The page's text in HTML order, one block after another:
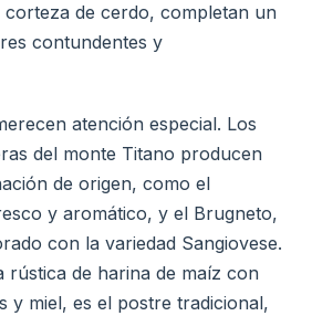
de cerdo, completan un
contundentes y
atención especial. Los
del monte Titano producen
de origen, como el
y aromático, y el Brugneto,
con la variedad Sangiovese.
rústica de harina de maíz con
y miel, es el postre tradicional,